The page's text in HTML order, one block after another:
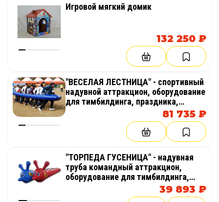
Игровой мягкий домик
132 250 ₽
"ВЕСЕЛАЯ ЛЕСТНИЦА" - спортивный
надувной аттракцион, оборудование
для тимбилдинга, праздника,
корпоратива, соревнований,
веселых стартов, эстафет
81 735 ₽
"ТОРПЕДА ГУСЕНИЦА" - надувная
труба командный аттракцион,
оборудование для тимбилдинга,
праздника, корпоратива,
соревнований, веселых стартов,
39 893 ₽